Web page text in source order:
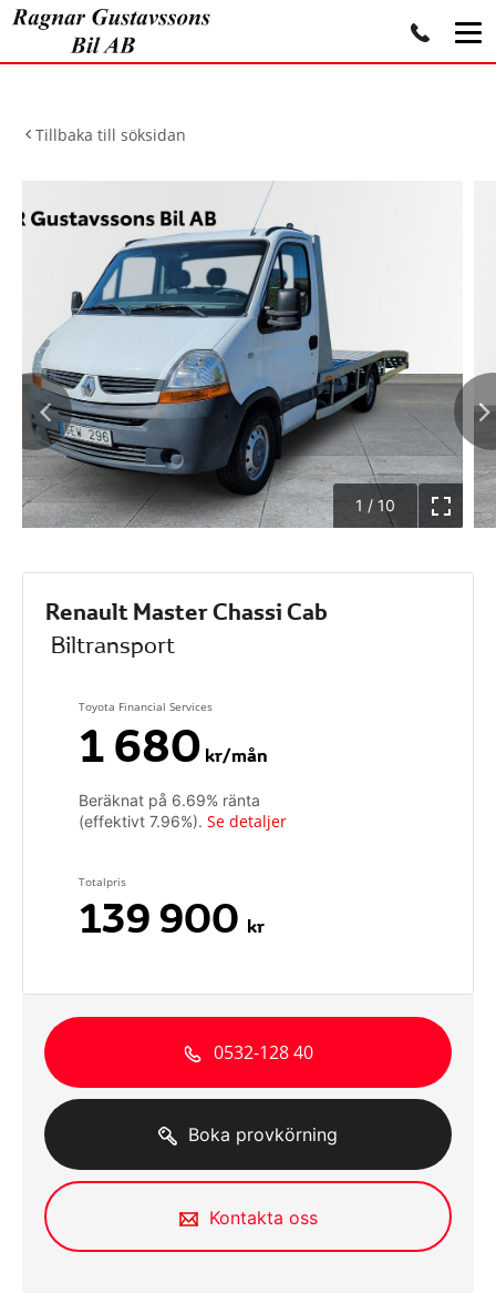
Tillbaka till söksidan
1 / 10
Renault Master Chassi Cab
Biltransport
Toyota Financial Services
1 680 kr/mån
Beräknat på 6.69% ränta
(effektivt 7.96%). Se detaljer
Totalpris
139 900 kr
0532-128 40
Boka provkörning
Kontakta oss